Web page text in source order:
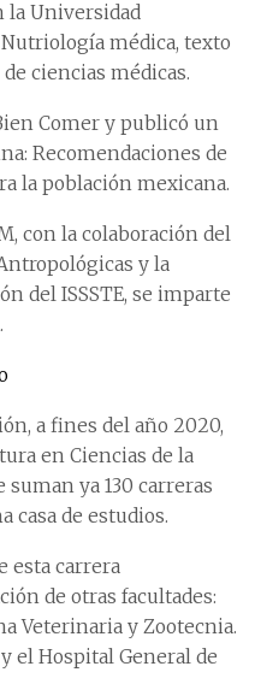
la Universidad
médica, texto
ciencias médicas.
Comer y publicó un
Recomendaciones de
la población mexicana.
con la colaboración del
y la
del ISSSTE, se imparte
a fines del año 2020,
en Ciencias de la
ya 130 carreras
casa de estudios.
esta carrera
de otras facultades:
Veterinaria y Zootecnia.
el Hospital General de